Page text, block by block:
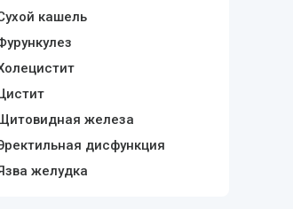
кашель
железа
дисфункция
желудка